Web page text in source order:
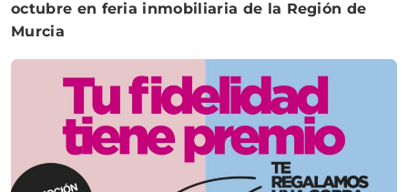
octubre en feria inmobiliaria de la Región de
Murcia